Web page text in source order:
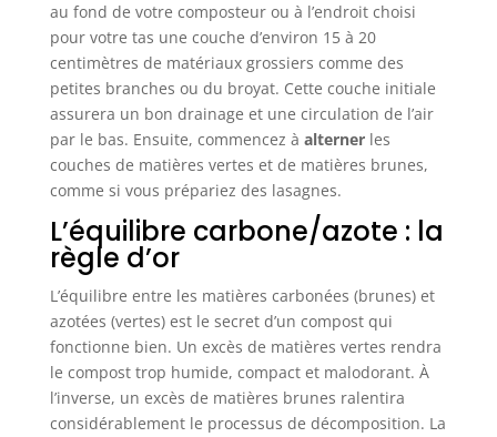
au fond de votre composteur ou à l’endroit choisi
pour votre tas une couche d’environ 15 à 20
centimètres de matériaux grossiers comme des
petites branches ou du broyat. Cette couche initiale
assurera un bon drainage et une circulation de l’air
par le bas. Ensuite, commencez à alternerles
couches de matières vertes et de matières brunes,
comme si vous prépariez des lasagnes.
L’équilibre carbone/azote : la
règle d’or
L’équilibre entre les matières carbonées (brunes) et
azotées (vertes) est le secret d’un compost qui
fonctionne bien. Un excès de matières vertes rendra
le compost trop humide, compact et malodorant. À
l’inverse, un excès de matières brunes ralentira
considérablement le processus de décomposition. La